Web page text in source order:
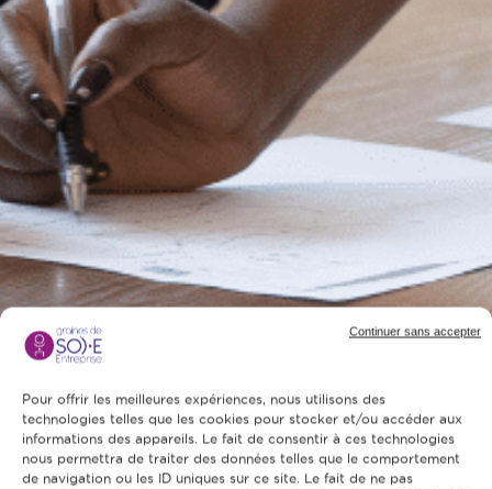
Pour offrir les meilleures expériences, nous utilisons des
technologies telles que les cookies pour stocker et/ou accéder aux
informations des appareils. Le fait de consentir à ces technologies
nous permettra de traiter des données telles que le comportement
de navigation ou les ID uniques sur ce site. Le fait de ne pas
Continuer sans accepter